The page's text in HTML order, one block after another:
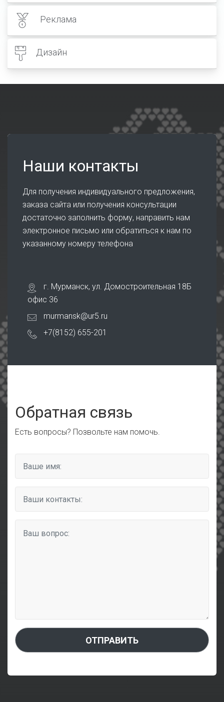
Реклама
Дизайн
Наши контакты
Для получения индивидуального предложения,
заказа сайта или получения консультации
достаточно заполнить форму, направить нам
электронное письмо или обратиться к нам по
указанному номеру телефона
г. Мурманск, ул. Домостроительная 18Б
офис 36
murmansk@ur5.ru
+7(8152) 655-201
Обратная связь
Есть вопросы? Позвольте нам помочь.
ОТПРАВИТЬ